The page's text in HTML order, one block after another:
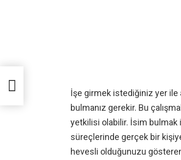
İşe girmek istediğiniz yer ile
bulmanız gerekir. Bu
yetkilisi olabilir. İsim
süreçlerinde gerçek bir
hevesli olduğunuzu